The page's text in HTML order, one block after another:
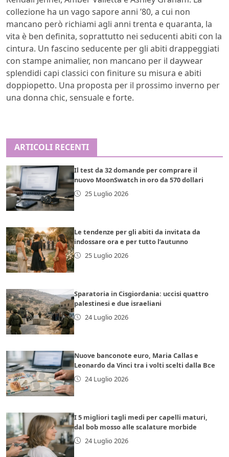
collezione ha un vago sapore anni ’80, a cui non
mancano però richiami agli anni trenta e quaranta, la
vita è ben definita, soprattutto nei seducenti abiti con la
cintura. Un fascino seducente per gli abiti drappeggiati
con stampe animalier, non mancano per il daywear
splendidi capi classici con finiture su misura e abiti
doppiopetto. Una proposta per il prossimo inverno per
una donna chic, sensuale e forte.
ARTICOLI RECENTI
Il test da 32 domande per comprare il
nuovo MoonSwatch in oro da 570 dollari
25 Luglio 2026
Le tendenze per gli abiti da invitata da
indossare ora e per tutto l’autunno
25 Luglio 2026
Sparatoria in Cisgiordania: uccisi quattro
palestinesi e due israeliani
24 Luglio 2026
Nuove banconote euro, Maria Callas e
Leonardo da Vinci tra i volti scelti dalla Bce
24 Luglio 2026
I 5 migliori tagli medi per capelli maturi,
dal bob mosso alle scalature morbide
24 Luglio 2026